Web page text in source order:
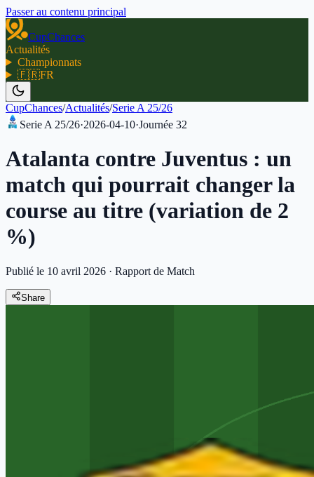
Passer au contenu principal
CupChances
Actualités
Championnats
🇫🇷FR
CupChances/Actualités/Serie A 25/26
Serie A 25/26·2026-04-10·Journée 32
Atalanta contre Juventus : un
match qui pourrait changer la
course au titre (variation de 2
%)
Publié le 10 avril 2026 · Rapport de Match
Share